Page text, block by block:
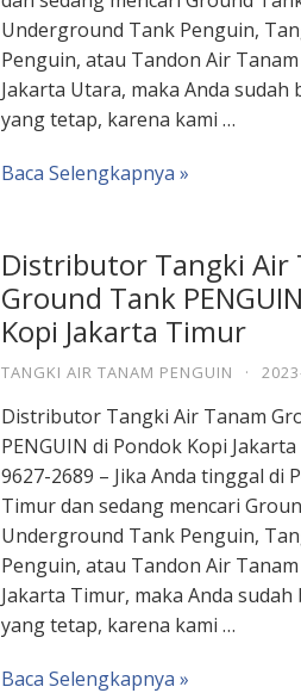
Underground Tank Penguin,
Penguin, atau Tandon Air
Jakarta Utara, maka Anda sudah
yang tetap, karena kami …
Baca Selengkapnya »
Distributor Tangki Air
Ground Tank
Kopi Jakarta Timur
TANGKI AIR TANAM PENGUIN ·
Distributor Tangki Air Tanam
PENGUIN di Pondok Kopi
9627-2689 – Jika Anda tinggal di
Timur dan sedang mencari
Underground Tank Penguin,
Penguin, atau Tandon Air
Jakarta Timur, maka Anda
yang tetap, karena kami …
Baca Selengkapnya »